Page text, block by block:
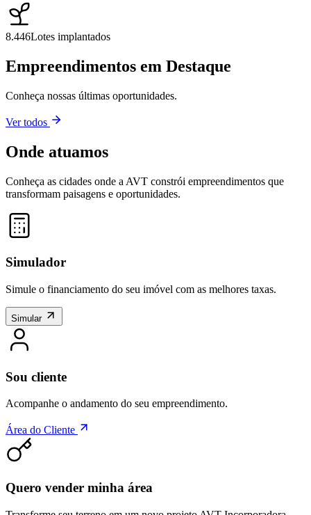
8.446Lotes implantados
Empreendimentos em Destaque
Conheça nossas últimas oportunidades.
Ver todos
Onde atuamos
Conheça as cidades onde a AVT constrói empreendimentos que
transformam paisagens e oportunidades.
+
Simulador
Simule o financiamento do seu imóvel com as melhores taxas.
Simular
Sou cliente
Acompanhe o andamento do seu empreendimento.
Área do Cliente
Quero vender minha área